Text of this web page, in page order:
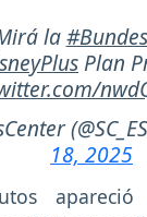
la
Plan
18, 2025
apareció